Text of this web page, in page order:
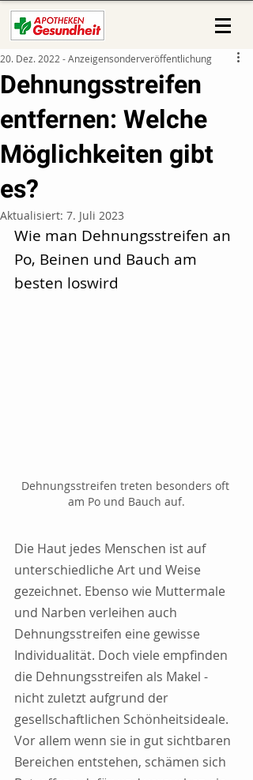
Dehnungsstreifen
entfernen: Welche
Möglichkeiten gibt
es?
20. Dez. 2022 - Anzeigensonderveröffentlichung
Aktualisiert: 7. Juli 2023
Wie man Dehnungsstreifen an
Po, Beinen und Bauch am
besten loswird
Dehnungsstreifen treten besonders oft
am Po und Bauch auf.
Die Haut jedes Menschen ist auf
unterschiedliche Art und Weise
gezeichnet. Ebenso wie Muttermale
und Narben verleihen auch
Dehnungsstreifen eine gewisse
Individualität. Doch viele empfinden
die Dehnungsstreifen als Makel -
nicht zuletzt aufgrund der
gesellschaftlichen Schönheitsideale.
Vor allem wenn sie in gut sichtbaren
Bereichen entstehen, schämen sich